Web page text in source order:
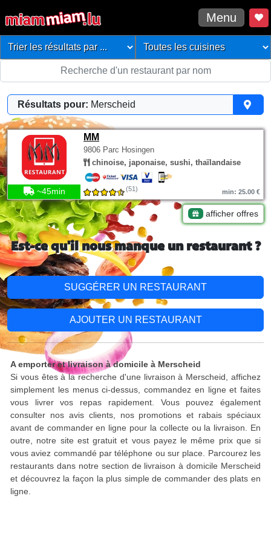
Menu
Résultats pour: Merscheid
MM
9806 Parc Hosingen
chinoise, japonaise, sushi, thaïlandaise
~45min (51) min: 25.00 €
afficher offres
Est-ce qu'il nous manque un restaurant ?
SUGGÉRER UN RESTAURANT
AJOUTER UN RESTAURANT
A emporter et livraison à domicile à Merscheid
Si vous êtes à la recherche d'une livraison à Merscheid, affichez
simplement les menus ci-dessus, commandez en ligne et faites
vous livrer vos repas rapidement. Vous pouvez également
consulter nos avis clients, nos promotions et rabais spéciaux
avant de commander en ligne pour la collecte ou la livraison. En
outre, notre site est gratuit et vous payez le même prix que si
vous aviez commandé par téléphone ou sur place. Parcourez les
restaurants dans notre section de livraison à domicile Merscheid
et découvrez la façon la plus simple de commander des plats en
ligne.